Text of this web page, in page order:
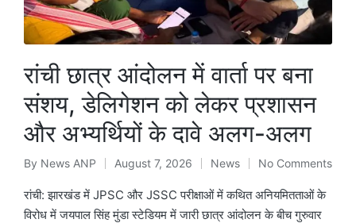
रांची छात्र आंदोलन में वार्ता पर बना
संशय, डेलिगेशन को लेकर प्रशासन
और अभ्यर्थियों के दावे अलग-अलग
Posted
by
By News ANP August 7, 2026
Posted
in
News No Comments
रांची: झारखंड में JPSC और JSSC परीक्षाओं में कथित अनियमितताओं के
विरोध में जयपाल सिंह मुंडा स्टेडियम में जारी छात्र आंदोलन के बीच गुरुवार